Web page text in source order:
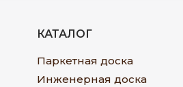
КАТАЛОГ
Паркетная доска
Инженерная доска